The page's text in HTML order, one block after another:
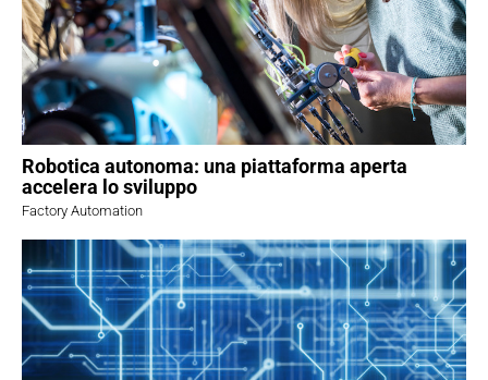
Robotica autonoma: una piattaforma aperta
accelera lo sviluppo
Factory Automation